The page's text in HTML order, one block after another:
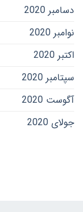
دسامبر 2020
نوامبر 2020
اکتبر 2020
سپتامبر 2020
آگوست 2020
جولای 2020